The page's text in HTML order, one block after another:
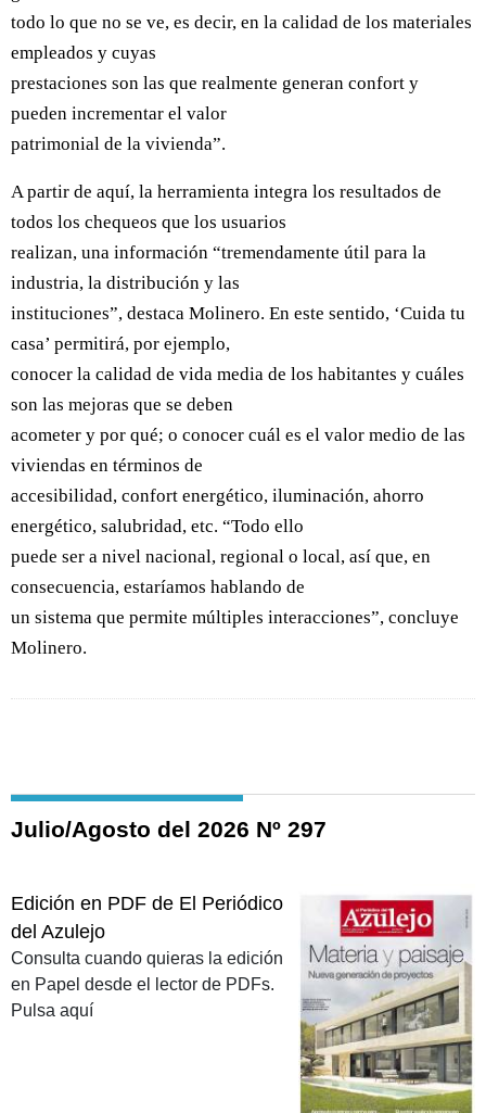
todo lo que no se ve, es decir, en la calidad de los materiales
empleados y cuyas
prestaciones son las que realmente generan confort y
pueden incrementar el valor
patrimonial de la vivienda”.
A partir de aquí, la herramienta integra los resultados de
todos los chequeos que los usuarios
realizan, una información “tremendamente útil para la
industria, la distribución y las
instituciones”, destaca Molinero. En este sentido, ‘Cuida tu
casa’ permitirá, por ejemplo,
conocer la calidad de vida media de los habitantes y cuáles
son las mejoras que se deben
acometer y por qué; o conocer cuál es el valor medio de las
viviendas en términos de
accesibilidad, confort energético, iluminación, ahorro
energético, salubridad, etc. “Todo ello
puede ser a nivel nacional, regional o local, así que, en
consecuencia, estaríamos hablando de
un sistema que permite múltiples interacciones”, concluye
Molinero.
Julio/Agosto del 2026 Nº 297
Edición en PDF de El Periódico
del Azulejo
Consulta cuando quieras la edición
en Papel desde el lector de PDFs.
Pulsa aquí